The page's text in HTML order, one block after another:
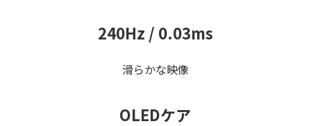
240Hz / 0.03ms
滑らかな映像
OLEDケア